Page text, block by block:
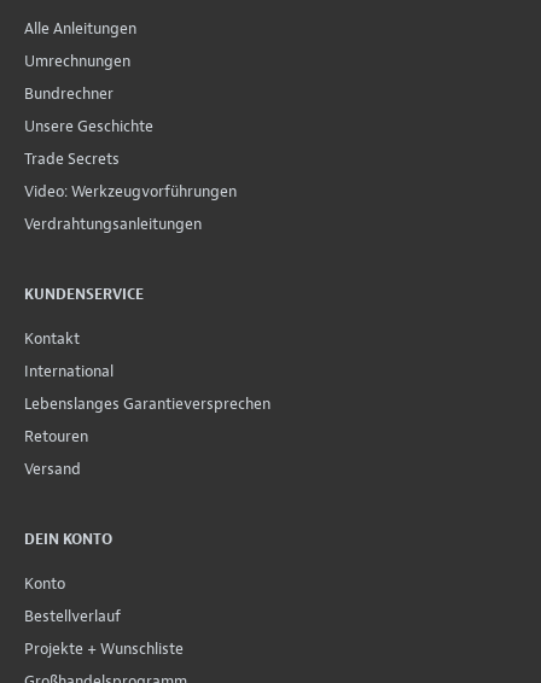
Alle Anleitungen
Umrechnungen
Bundrechner
Unsere Geschichte
Trade Secrets
Video: Werkzeugvorführungen
Verdrahtungsanleitungen
KUNDENSERVICE
Kontakt
International
Lebenslanges Garantieversprechen
Retouren
Versand
DEIN KONTO
Konto
Bestellverlauf
Projekte + Wunschliste